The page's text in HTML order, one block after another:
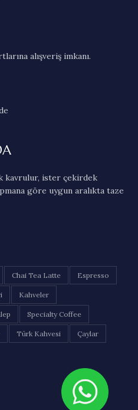
alışveriş imkanı.
kavrulur, ister çekirdek
göre uygun aralıkta taze
Chai Tea Latte Espresso
Kahveler
Specialty Coffee
Türk Kahvesi Çaylar